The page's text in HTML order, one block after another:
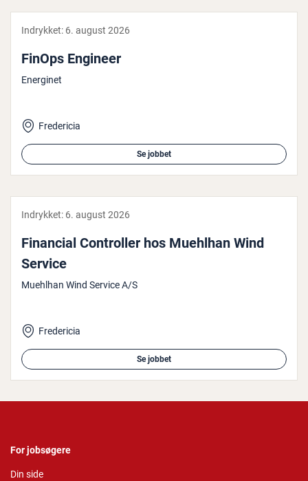
Indrykket: 6. august 2026
FinOps Engineer
Energinet
Fredericia
Se jobbet
Indrykket: 6. august 2026
Financial Con­trol­ler hos Muehlhan Wind
Service
Muehlhan Wind Service A/S
Fredericia
Se jobbet
For jobsøgere
Din side